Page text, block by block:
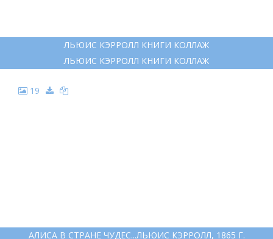
ЛЬЮИС КЭРРОЛЛ КНИГИ КОЛЛАЖ
ЛЬЮИС КЭРРОЛЛ КНИГИ КОЛЛАЖ
19
АЛИСА В СТРАНЕ ЧУДЕС...ЛЬЮИС КЭРРОЛЛ, 1865 Г.